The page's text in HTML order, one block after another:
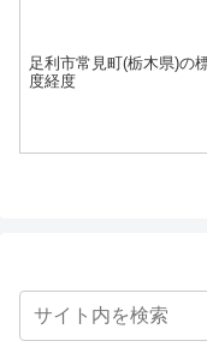
足利市常見町(栃木県)の
度経度